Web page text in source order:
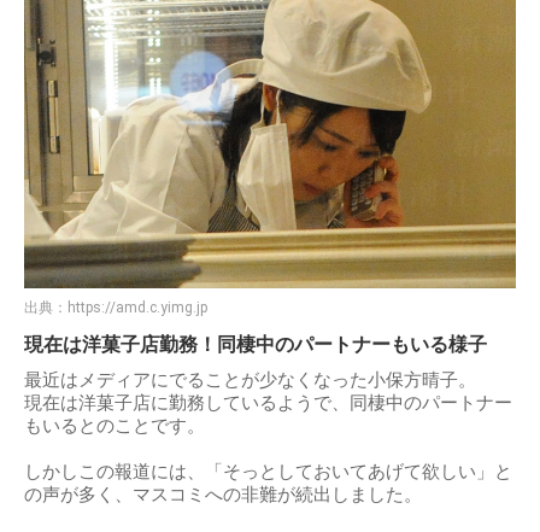
出典： https://amd.c.yimg.jp
現在は洋菓子店勤務！同棲中のパートナーもいる様子
最近はメディアにでることが少なくなった小保方晴子。
現在は洋菓子店に勤務しているようで、同棲中のパートナー
もいるとのことです。
しかしこの報道には、「そっとしておいてあげて欲しい」と
の声が多く、マスコミへの非難が続出しました。